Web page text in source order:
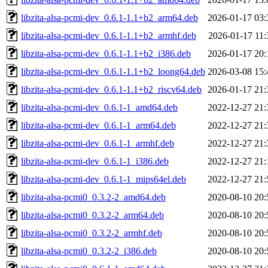
libzita-alsa-pcmi-dev_0.6.1-1.1+b2_arm64.deb
2026-01-17
libzita-alsa-pcmi-dev_0.6.1-1.1+b2_armhf.deb
2026-01-17
libzita-alsa-pcmi-dev_0.6.1-1.1+b2_i386.deb
2026-01-17
libzita-alsa-pcmi-dev_0.6.1-1.1+b2_loong64.deb 2026-03-08
libzita-alsa-pcmi-dev_0.6.1-1.1+b2_riscv64.deb
2026-01-17
libzita-alsa-pcmi-dev_0.6.1-1_amd64.deb
2022-12-27
libzita-alsa-pcmi-dev_0.6.1-1_arm64.deb
2022-12-27
libzita-alsa-pcmi-dev_0.6.1-1_armhf.deb
2022-12-27
libzita-alsa-pcmi-dev_0.6.1-1_i386.deb
2022-12-27
libzita-alsa-pcmi-dev_0.6.1-1_mips64el.deb
2022-12-27
libzita-alsa-pcmi0_0.3.2-2_amd64.deb
2020-08-10
libzita-alsa-pcmi0_0.3.2-2_arm64.deb
2020-08-10
libzita-alsa-pcmi0_0.3.2-2_armhf.deb
2020-08-10
libzita-alsa-pcmi0_0.3.2-2_i386.deb
2020-08-10